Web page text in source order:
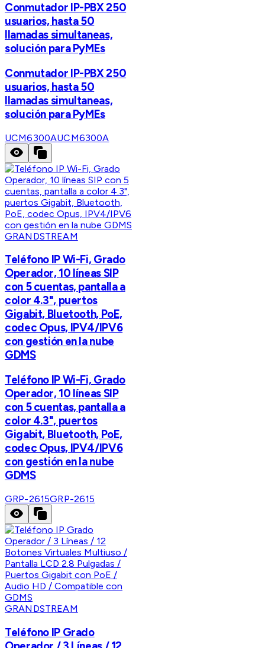
Conmutador IP-PBX 250
usuarios, hasta 50
llamadas simultaneas,
solución para PyMEs
Conmutador IP-PBX 250
usuarios, hasta 50
llamadas simultaneas,
solución para PyMEs
UCM6300AUCM6300A
GRANDSTREAM
Teléfono IP Wi-Fi, Grado
Operador, 10 líneas SIP
con 5 cuentas, pantalla a
color 4.3", puertos
Gigabit, Bluetooth, PoE,
codec Opus, IPV4/IPV6
con gestión en la nube
GDMS
Teléfono IP Wi-Fi, Grado
Operador, 10 líneas SIP
con 5 cuentas, pantalla a
color 4.3", puertos
Gigabit, Bluetooth, PoE,
codec Opus, IPV4/IPV6
con gestión en la nube
GDMS
GRP-2615GRP-2615
GRANDSTREAM
Teléfono IP Grado